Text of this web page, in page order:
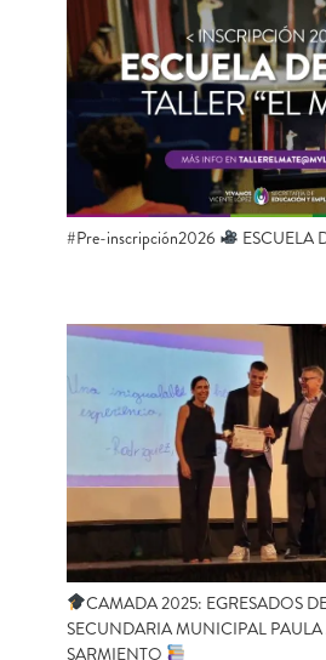
#Pre-inscripción2026 ESCUELA
CAMADA 2025: EGRESADOS
SECUNDARIA MUNICIPAL
SARMIENTO